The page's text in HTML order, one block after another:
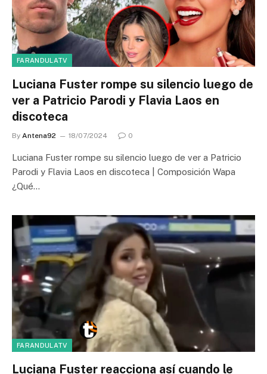
FARANDULATV
Luciana Fuster rompe su silencio luego de
ver a Patricio Parodi y Flavia Laos en
discoteca
By Antena92 18/07/2024 0
Luciana Fuster rompe su silencio luego de ver a Patricio
Parodi y Flavia Laos en discoteca | Composición Wapa
¿Qué…
FARANDULATV
Luciana Fuster reacciona así cuando le